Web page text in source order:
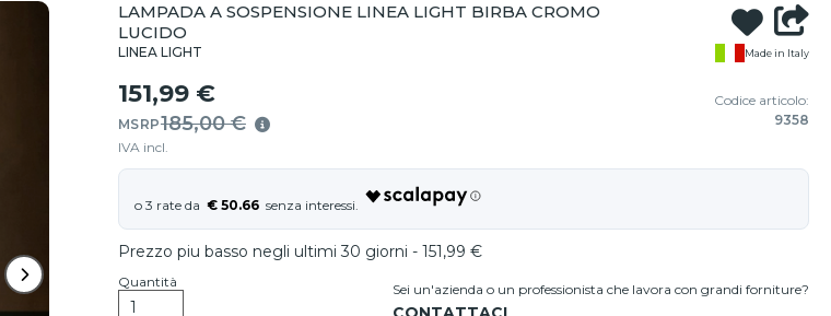
LAMPADA A SOSPENSIONE LINEA LIGHT BIRBA CROMO
LUCIDO
LINEA LIGHT Made in Italy
151,99 €
MSRP185,00 €
IVA incl.
Codice articolo:
9358
€ 50.66
Prezzo piu basso negli ultimi 30 giorni - 151,99 €
Quantità Sei un'azienda o un professionista che lavora con grandi forniture?